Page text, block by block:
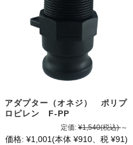
アダプター（オネジ） ポリプ
ロピレン F-PP
定価: ¥1,540(税込) ～
価格: ¥1,001(本体 ¥910、税 ¥91)